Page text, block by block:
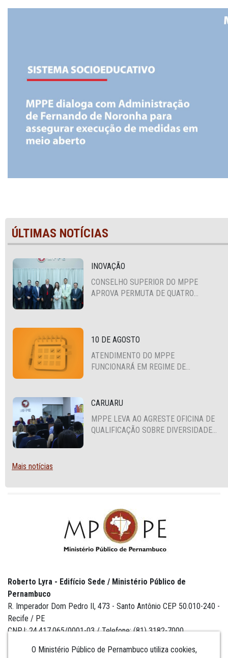
ÚLTIMAS NOTÍCIAS
INOVAÇÃO
CONSELHO SUPERIOR DO MPPE
APROVA PERMUTA DE QUATRO
10 DE AGOSTO
ATENDIMENTO DO MPPE
FUNCIONARÁ EM REGIME DE
CARUARU
MPPE LEVA AO AGRESTE OFICINA DE
QUALIFICAÇÃO SOBRE DIVERSIDADE
Mais notícias
O Ministério Público de Pernambuco utiliza cookies,
Roberto Lyra - Edifício Sede / Ministério Público de
Pernambuco
R. Imperador Dom Pedro II, 473 - Santo Antônio CEP 50.010-240 -
Recife / PE
CNPJ: 24.417.065/0001-03 / Telefone: (81) 3182-7000